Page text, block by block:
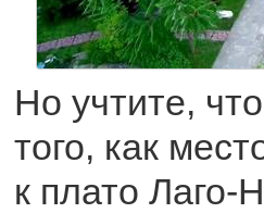
Но учтите,
того, как
к плато Лаго-